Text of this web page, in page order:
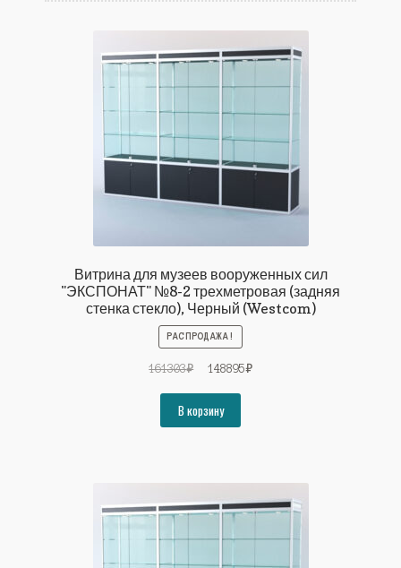
Витрина для музеев вооруженных сил
"ЭКСПОНАТ" №8-2 трехметровая (задняя
стенка стекло), Черный (Westcom)
РАСПРОДАЖА!
161303₽
Первоначальная
составляла
161303₽.
148895₽Текущая
В корзину